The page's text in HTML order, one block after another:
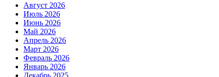
Август 2026
Июль 2026
Июнь 2026
Май 2026
Апрель 2026
Март 2026
Февраль 2026
Январь 2026
Декабрь 2025